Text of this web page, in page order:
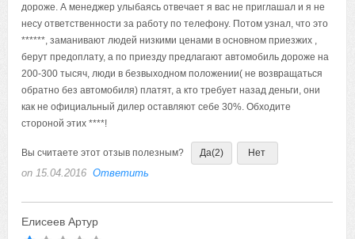
дороже. А менеджер улыбаясь отвечает я вас не приглашал и я не
несу ответственности за работу по телефону. Потом узнал, что это
******, заманивают людей низкими ценами в основном приезжих ,
берут предоплату, а по приезду предлагают автомобиль дороже на
200-300 тысяч, люди в безвыходном положении( не возвращаться
обратно без автомобиля) платят, а кто требует назад деньги, они
как не официальный дилер оставляют себе 30%. Обходите
стороной этих ****!
Вы считаете этот отзыв полезным? Да(2) Нет
on 15.04.2016 Ответить
Елисеев Артур